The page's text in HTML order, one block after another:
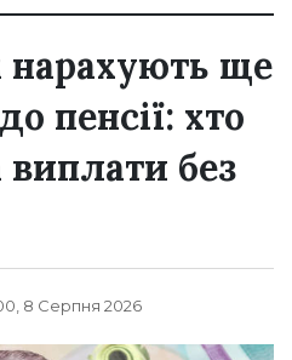
нарахують ще
пенсії: хто
без
8 Серпня 2026